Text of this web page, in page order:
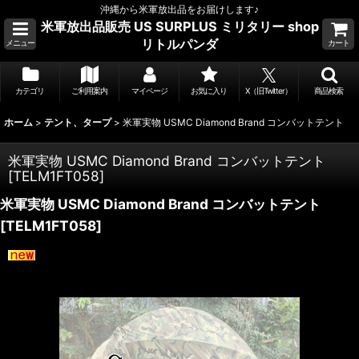
沖縄から米軍放出品をお届けします♪
メニュー
米軍放出品販売 US SURPLUS ミリタリー shop
リトルパンダ
カート
カテゴリ ご利用案内 マイページ お気に入り X（旧Twitter） 商品検索
ホーム > テント、タープ > 米軍実物 USMC Diamond Brand コンバットテント
米軍実物 USMC Diamond Brand コンバットテント
[TELM1FT058]
米軍実物 USMC Diamond Brand コンバットテント
[TELM1FT058]